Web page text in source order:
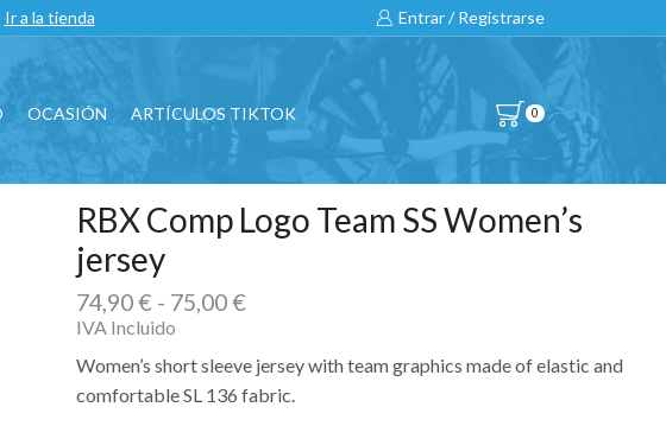
Ir a la tienda Hasta un 20% Dto. en bicicletas 2020 a 2022
Entrar / Registrarse
OCASIÓN ARTÍCULOS TIKTOK 0
RBX Comp Logo Team SS Women’s
jersey
74,90€ - 75,00€
precios:
desde
74,90 €
IVA Incluido
Women’s short sleeve jersey with team graphics made of elastic and
comfortable SL 136 fabric.